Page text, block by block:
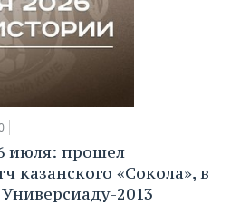
июля: прошел
казанского «Сокола», в
2013